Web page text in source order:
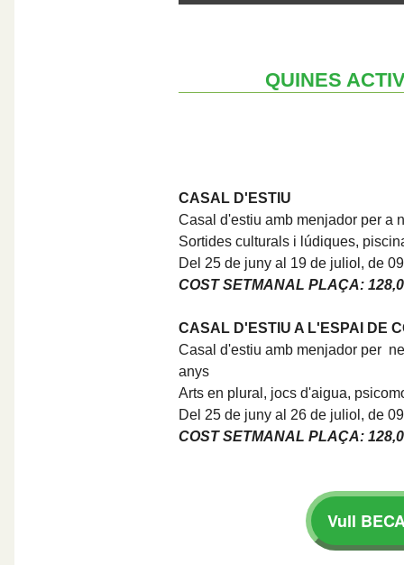
QUINES
CASAL D'ESTIU
Casal d'estiu amb menjador per a
Sortides culturals i lúdiques,
Del 25 de juny al 19 de juliol, de
COST SETMANAL PLAÇA:
CASAL D'ESTIU A L'ESPAI DE
Casal d'estiu amb menjador per
anys
Arts en plural, jocs d'aigua,
Del 25 de juny al 26 de juliol, de
COST SETMANAL PLAÇA:
Vull